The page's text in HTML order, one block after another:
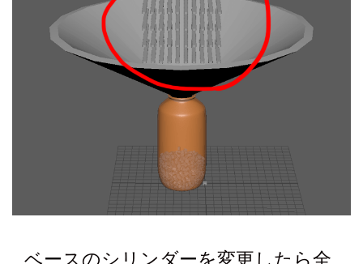
ベースのシリンダーを変更したら全